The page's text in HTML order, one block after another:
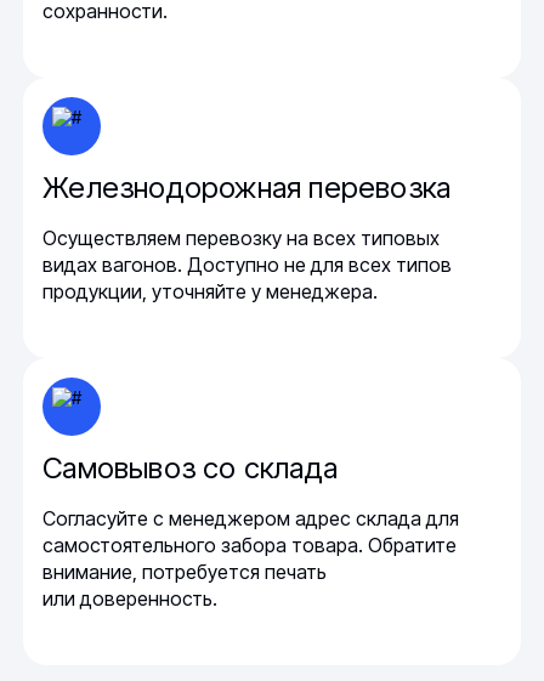
сохранности.
Железнодорожная перевозка
Осуществляем перевозку на всех типовых
видах вагонов. Доступно не для всех типов
продукции, уточняйте у менеджера.
Самовывоз со склада
Согласуйте с менеджером адрес склада для
самостоятельного забора товара. Обратите
внимание, потребуется печать
или доверенность.